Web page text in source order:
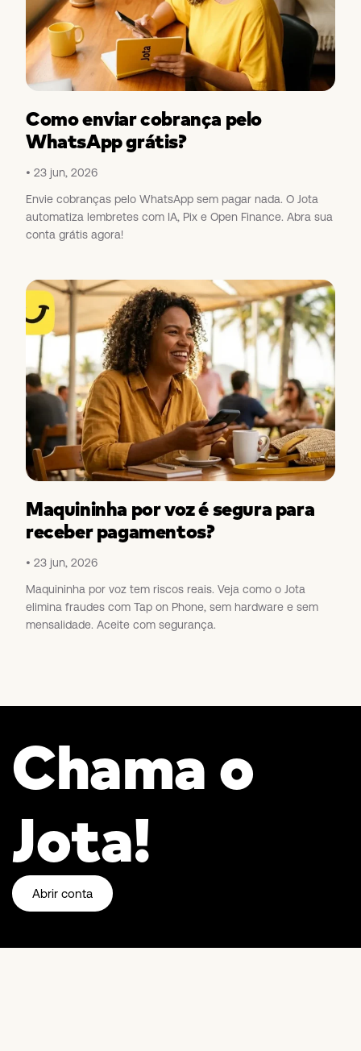
Como enviar cobrança pelo
WhatsApp grátis?
23 jun, 2026
Envie cobranças pelo WhatsApp sem pagar nada. O Jota
automatiza lembretes com IA, Pix e Open Finance. Abra sua
conta grátis agora!
Maquininha por voz é segura para
receber pagamentos?
23 jun, 2026
Maquininha por voz tem riscos reais. Veja como o Jota
elimina fraudes com Tap on Phone, sem hardware e sem
mensalidade. Aceite com segurança.
Chama o
Jota!
Abrir conta